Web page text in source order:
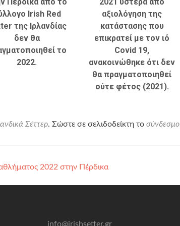
Irish Red
της Ιρλανδίας
δεν θα
το
2022.
αξιολόγηση της
κατάστασης που
επικρατεί με τον ιό
Covid 19,
ανακοινώθηκε ότι δεν
θα πραγματοποιηθεί
ούτε φέτος (2021).
Σέττερ. Σώστε σε σελιδοδείκτη το σύνδεσμο
2022 στην Πέρδικα​
info@irishsetter.gr